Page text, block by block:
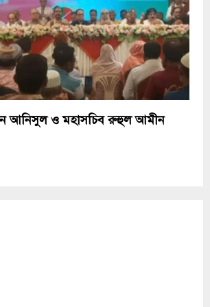
আনিসুল ও মহাসচিব রুহুল আমীন